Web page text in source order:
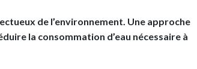
de l’environnement. Une approche
la consommation d’eau nécessaire à